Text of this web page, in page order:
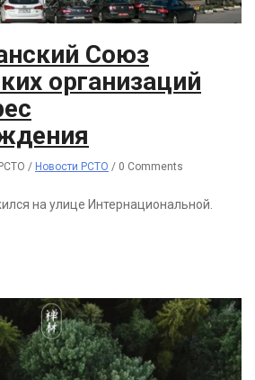
Союз
организаций
/ Новости РСТО / 0 Comments
на улице Интернациональной.